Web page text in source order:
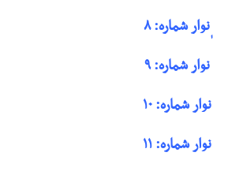
ٖنوار شماره: ۸
نوار شماره: ۹
نوار شماره: ۱۰
نوار شماره: ۱۱